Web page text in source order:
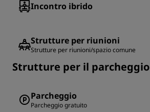
Incontro ibrido
Strutture per riunioni
Strutture per riunioni/spazio comune
Strutture per il parcheggio
Parcheggio
Parcheggio gratuito